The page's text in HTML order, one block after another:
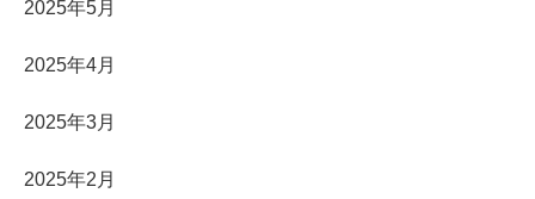
2025年5月
2025年4月
2025年3月
2025年2月